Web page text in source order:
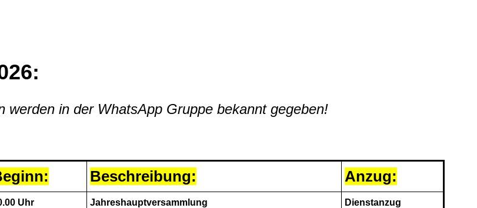
werden in der WhatsApp Gruppe bekannt gegeben!
Beschreibung: Anzug:
Uhr Jahreshauptversammlung Dienstanzug